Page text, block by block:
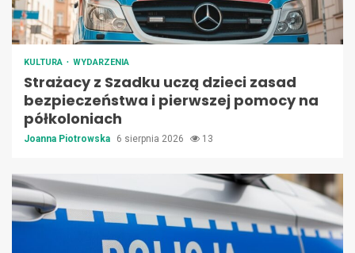
KULTURA WYDARZENIA
Strażacy z Szadku uczą dzieci zasad
bezpieczeństwa i pierwszej pomocy na
półkoloniach
Joanna Piotrowska 6 sierpnia 2026 13